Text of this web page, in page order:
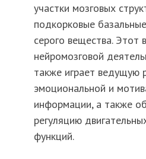
участки мозговых
подкорковые
серого вещества. Этот
нейромозговой
также играет ведущую
эмоциональной и
информации, а также
регуляцию
функций.